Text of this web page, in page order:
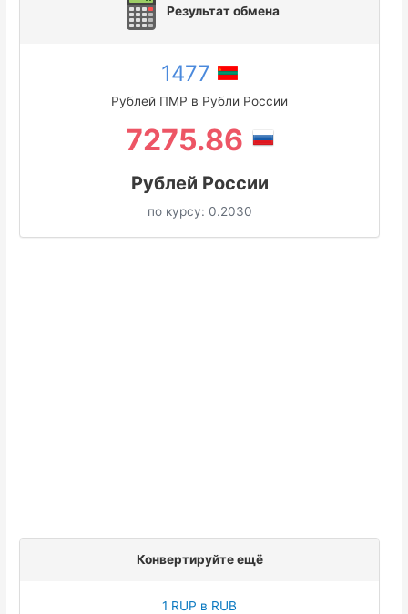
Результат обмена
1477
Рублей ПМР в Рубли России
7275.86
Рублей России
по курсу: 0.2030
Конвертируйте ещё
1 RUP в RUB